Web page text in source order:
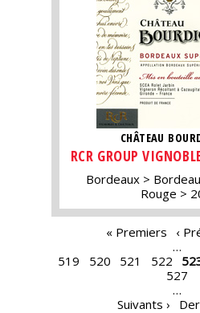
CHÂTEAU
RCR GROUP
Bordeaux
Rouge
« Premiers
‹
…
519
520 521 522
527
…
Suivants ›